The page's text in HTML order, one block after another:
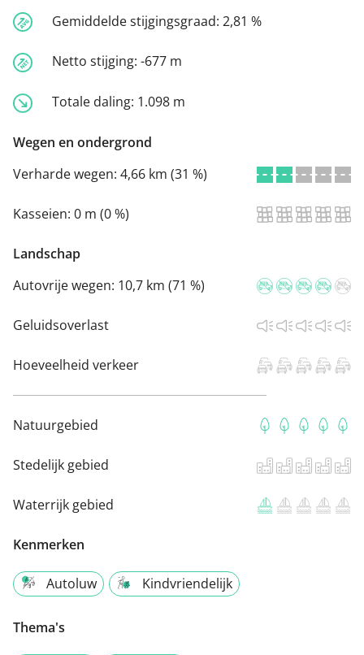
Gemiddelde stijgingsgraad: 2,81 %
Netto stijging: -677 m
Totale daling: 1.098 m
Wegen en ondergrond
Verharde wegen: 4,66 km (31 %)
Kasseien: 0 m (0 %)
Landschap
Autovrije wegen: 10,7 km (71 %)
Geluidsoverlast
Hoeveelheid verkeer
Natuurgebied
Stedelijk gebied
Waterrijk gebied
Kenmerken
Autoluw Kindvriendelijk
Thema's